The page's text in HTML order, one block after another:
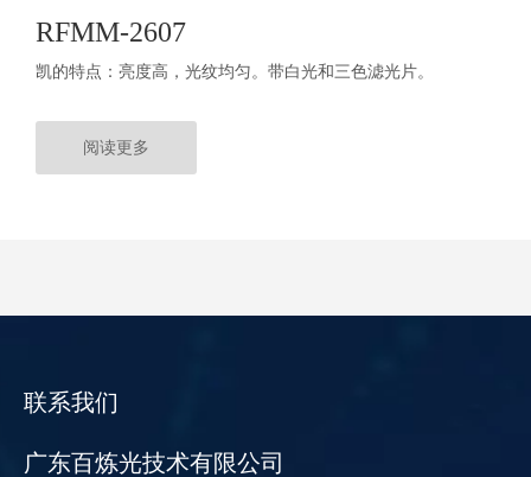
RFMM-2607
凯的特点：亮度高，光纹均匀。带白光和三色滤光片。
阅读更多
联系我们
广东百炼光技术有限公司